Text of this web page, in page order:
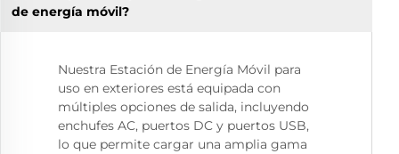
de energía móvil?
Nuestra Estación de Energía Móvil para
uso en exteriores está equipada con
múltiples opciones de salida, incluyendo
enchufes AC, puertos DC y puertos USB,
lo que permite cargar una amplia gama